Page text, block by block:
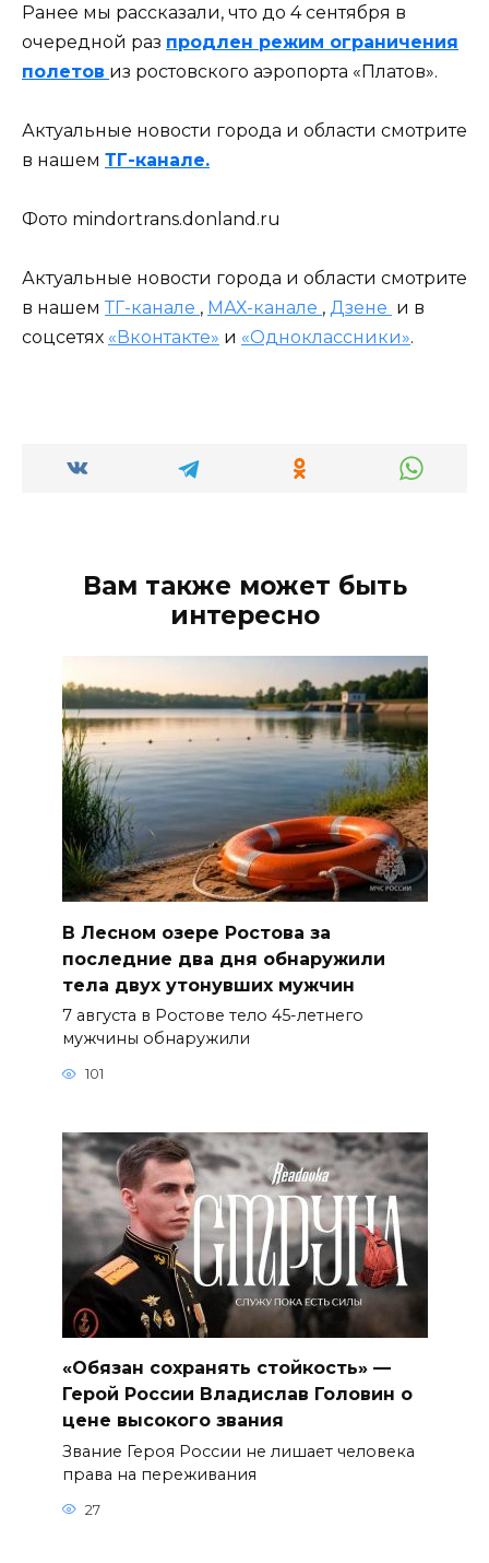
Ранее мы рассказали, что до 4 сентября в
очередной раз продлен режим ограничения
полетов из ростовского аэропорта «Платов».
Актуальные новости города и области смотрите
в нашем ТГ-канале.
Фото mindortrans.donland.ru
Актуальные новости города и области смотрите
в нашем ТГ-канале , МАХ-канале , Дзене и в
соцсетях «Вконтакте» и «Одноклассники».
Вам также может быть
интересно
В Лесном озере Ростова за
последние два дня обнаружили
тела двух утонувших мужчин
7 августа в Ростове тело 45-летнего
мужчины обнаружили
101
«Обязан сохранять стойкость» —
Герой России Владислав Головин о
цене высокого звания
Звание Героя России не лишает человека
права на переживания
27